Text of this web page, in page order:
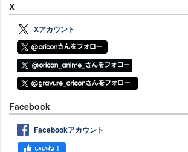
X
Xアカウント
Facebook
Facebookアカウント